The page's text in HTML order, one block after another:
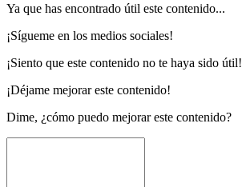
Ya que has encontrado útil este contenido...
¡Sígueme en los medios sociales!
¡Siento que este contenido no te haya sido útil!
¡Déjame mejorar este contenido!
Dime, ¿cómo puedo mejorar este contenido?